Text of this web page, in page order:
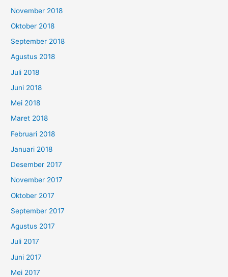
November 2018
Oktober 2018
September 2018
Agustus 2018
Juli 2018
Juni 2018
Mei 2018
Maret 2018
Februari 2018
Januari 2018
Desember 2017
November 2017
Oktober 2017
September 2017
Agustus 2017
Juli 2017
Juni 2017
Mei 2017